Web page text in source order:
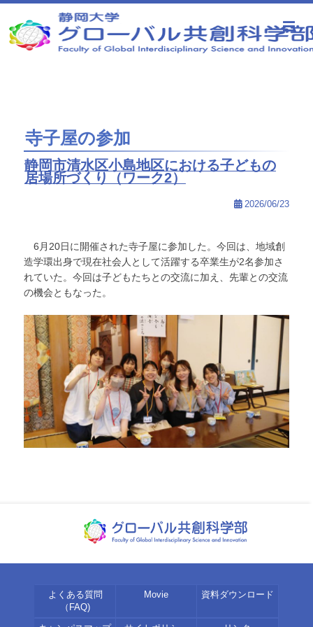
寺子屋の参加
静岡市清水区小島地区における子どもの
居場所づくり（ワーク2）
2026/06/23
6月20日に開催された寺子屋に参加した。今回は、地域創
造学環出身で現在社会人として活躍する卒業生が2名参加さ
れていた。今回は子どもたちとの交流に加え、先輩との交流
の機会ともなった。
よくある質問
（FAQ)
Movie 資料ダウンロード